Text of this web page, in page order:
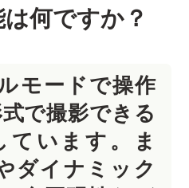
何ですか？
モードで操作
で撮影できる
ています。ま
ダイナミック